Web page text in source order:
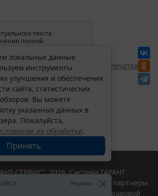
текста
полной
применения
поиском в
ГАРАНТ:
Перепечатка
локальные данные
инструменты
улучшения и обеспечения
сайта, статистических
Вы можете
указанных данных в
Пожалуйста,
их обработки.
Принять
Реклама
СЕРВИС", 2026. Система ГАРАНТ
года. Компания "Гарант" и ее партнеры
Российской ассоциации правовой